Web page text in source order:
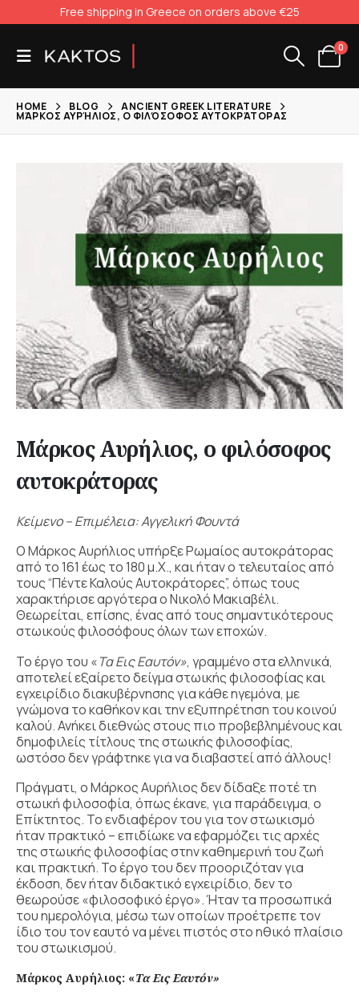
Free shipping in Greece on orders above €25
0
HOME BLOG ANCIENT GREEK LITERATURE
ΜΆΡΚΟΣ ΑΥΡΉΛΙΟΣ, Ο ΦΙΛΌΣΟΦΟΣ ΑΥΤΟΚΡΆΤΟΡΑΣ
Μάρκος Αυρήλιος, ο φιλόσοφος
αυτοκράτορας
Κείμενο – Επιμέλεια: Αγγελική Φουντά
Ο Μάρκος Αυρήλιος υπήρξε Ρωμαίος αυτοκράτορας
από το 161 έως το 180 μ.Χ., και ήταν ο τελευταίος από
τους “Πέντε Καλούς Αυτοκράτορες”, όπως τους
χαρακτήρισε αργότερα ο Νικολό Μακιαβέλι.
Θεωρείται, επίσης, ένας από τους σημαντικότερους
στωικούς φιλοσόφους όλων των εποχών.
Το έργο του «Τα Εις Εαυτόν», γραμμένο στα ελληνικά,
αποτελεί εξαίρετο δείγμα στωικής φιλοσοφίας και
εγχειρίδιο διακυβέρνησης για κάθε ηγεμόνα, με
γνώμονα το καθήκον και την εξυπηρέτηση του κοινού
καλού. Ανήκει διεθνώς στους πιο προβεβλημένους και
δημοφιλείς τίτλους της στωικής φιλοσοφίας,
ωστόσο δεν γράφτηκε για να διαβαστεί από άλλους!
Πράγματι, ο Μάρκος Αυρήλιος δεν δίδαξε ποτέ τη
στωική φιλοσοφία, όπως έκανε, για παράδειγμα, ο
Επίκτητος. Το ενδιαφέρον του για τον στωικισμό
ήταν πρακτικό – επιδίωκε να εφαρμόζει τις αρχές
της στωικής φιλοσοφίας στην καθημερινή του ζωή
και πρακτική. Το έργο του δεν προοριζόταν για
έκδοση, δεν ήταν διδακτικό εγχειρίδιο, δεν το
θεωρούσε «φιλοσοφικό έργο». Ήταν τα προσωπικά
του ημερολόγια, μέσω των οποίων προέτρεπε τον
ίδιο του τον εαυτό να μένει πιστός στο ηθικό πλαίσιο
του στωικισμού.
Μάρκος Αυρήλιος: «Τα Εις Εαυτόν»